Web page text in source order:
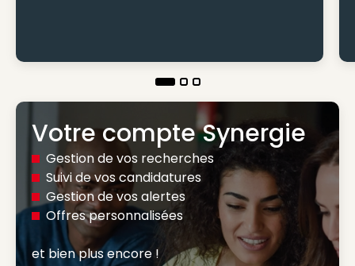
Votre compte Synergie
Gestion de vos recherches
Suivi de vos candidatures
Gestion de vos alertes
Offres personnalisées
et bien plus encore !